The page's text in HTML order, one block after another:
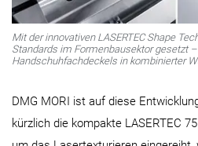
Mit der innovativen LASERTEC Shape
Standards im Formenbausektor gesetzt
Handschuhfachdeckels in kombinierter
DMG MORI ist auf diese
kürzlich die kompakte LASERTEC